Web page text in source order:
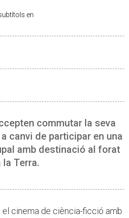
en
commutar la seva
canvi de participar en una
amb destinació al forat
la Terra.
el cinema de ciència-ficció amb